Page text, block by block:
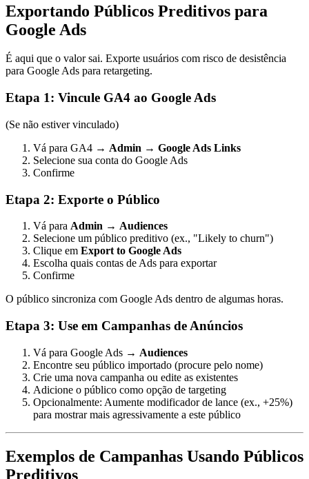
Exportando Públicos Preditivos para
Google Ads
É aqui que o valor sai. Exporte usuários com risco de desistência
para Google Ads para retargeting.
Etapa 1: Vincule GA4 ao Google Ads
(Se não estiver vinculado)
Vá para GA4 → Admin → Google Ads Links
Selecione sua conta do Google Ads
Confirme
Etapa 2: Exporte o Público
Vá para Admin → Audiences
Selecione um público preditivo (ex., "Likely to churn")
Clique em Export to Google Ads
Escolha quais contas de Ads para exportar
Confirme
O público sincroniza com Google Ads dentro de algumas horas.
Etapa 3: Use em Campanhas de Anúncios
Vá para Google Ads → Audiences
Encontre seu público importado (procure pelo nome)
Crie uma nova campanha ou edite as existentes
Adicione o público como opção de targeting
Opcionalmente: Aumente modificador de lance (ex., +25%)
para mostrar mais agressivamente a este público
Exemplos de Campanhas Usando Públicos
Preditivos